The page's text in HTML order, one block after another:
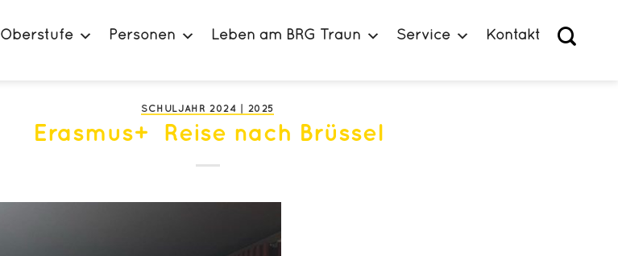
Oberstufe Personen Leben am BRG Traun Service Kontakt
SCHULJAHR 2024 | 2025
Erasmus+ Reise nach Brüssel